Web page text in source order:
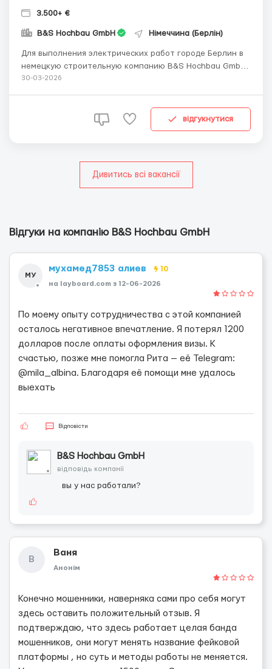
3.500+ €
B&S Hochbau GmbH Німеччина (Берлін)
Для выполнения электрических работ городе Берлин в
немецкую строительную компанию B&S Hochbau GmbH
требуются специалист электрик. Необходимо иметь
или университете по электрике. Водительское
30-03-2026
відгукнутися
Дивитись всі вакансії
Відгуки на компанію B&S Hochbau GmbH
МУ
мухамед7853 алиев 10
на layboard.com з 12-06-2026
По моему опыту сотрудничества с этой компанией
осталось негативное впечатление. Я потерял 1200
долларов после оплаты оформления визы. К
счастью, позже мне помогла Рита — её Telegram:
@mila_albina. Благодаря её помощи мне удалось
выехать
Відповісти
B&S Hochbau GmbH
відповідь компанії
вы у нас работали?
В
Ваня
Анонім
Конечно мошенники, наверняка сами про себя могут
здесь оставить положительный отзыв. Я
подтверждаю, что здесь работает целая банда
мошенников, они могут менять название фейковой
платформы , но суть и методы работы не меняется.